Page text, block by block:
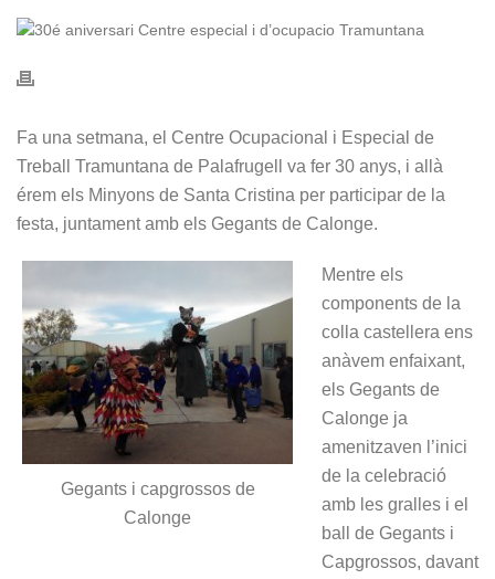
Fa una setmana, el Centre Ocupacional i Especial de
Treball Tramuntana de Palafrugell va fer 30 anys, i allà
érem els Minyons de Santa Cristina per participar de la
festa, juntament amb els Gegants de Calonge.
Gegants i capgrossos de
Calonge
Mentre els
components de la
colla castellera ens
anàvem enfaixant,
els Gegants de
Calonge ja
amenitzaven l’inici
de la celebració
amb les gralles i el
ball de Gegants i
Capgrossos, davant